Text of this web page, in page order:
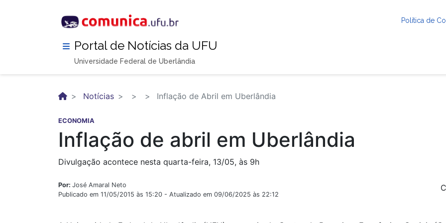
Política de
Portal de Notícias da UFU
Universidade Federal de Uberlândia
Notícias Inflação de Abril em Uberlândia
ECONOMIA
Inflação de abril em Uberlândia
Divulgação acontece nesta quarta-feira, 13/05, às 9h
Por: José Amaral Neto
Publicado em 11/05/2015 às 15:20 - Atualizado em 09/06/2025 às 22:12